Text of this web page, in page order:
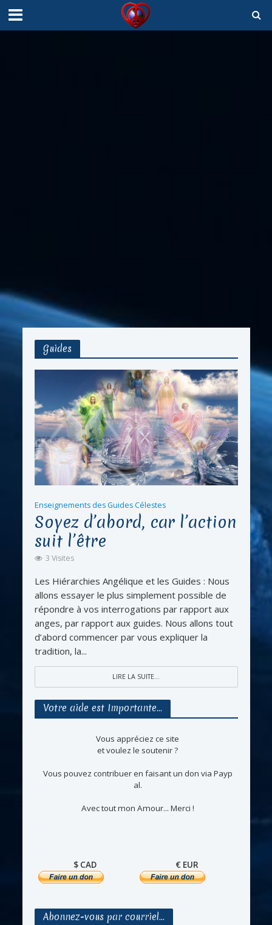
Guides
Enseignements des Guides Célestes
Soyez d’abord, car l’action
suit l’être
3 Visites
Les Hiérarchies Angélique et les Guides : Nous
allons essayer le plus simplement possible de
répondre à vos interrogations par rapport aux
anges, par rapport aux guides. Nous allons tout
d’abord commencer par vous expliquer la
tradition, la...
LIRE LA SUITE...
Votre aide est Importante…
Vous appréciez ce site
et voulez le soutenir ?
Vous pouvez contribuer en faisant un don via Payp
al.
Avec tout mon Amour... Merci !
$ CAD € EUR
Abonnez-vous par courriel…